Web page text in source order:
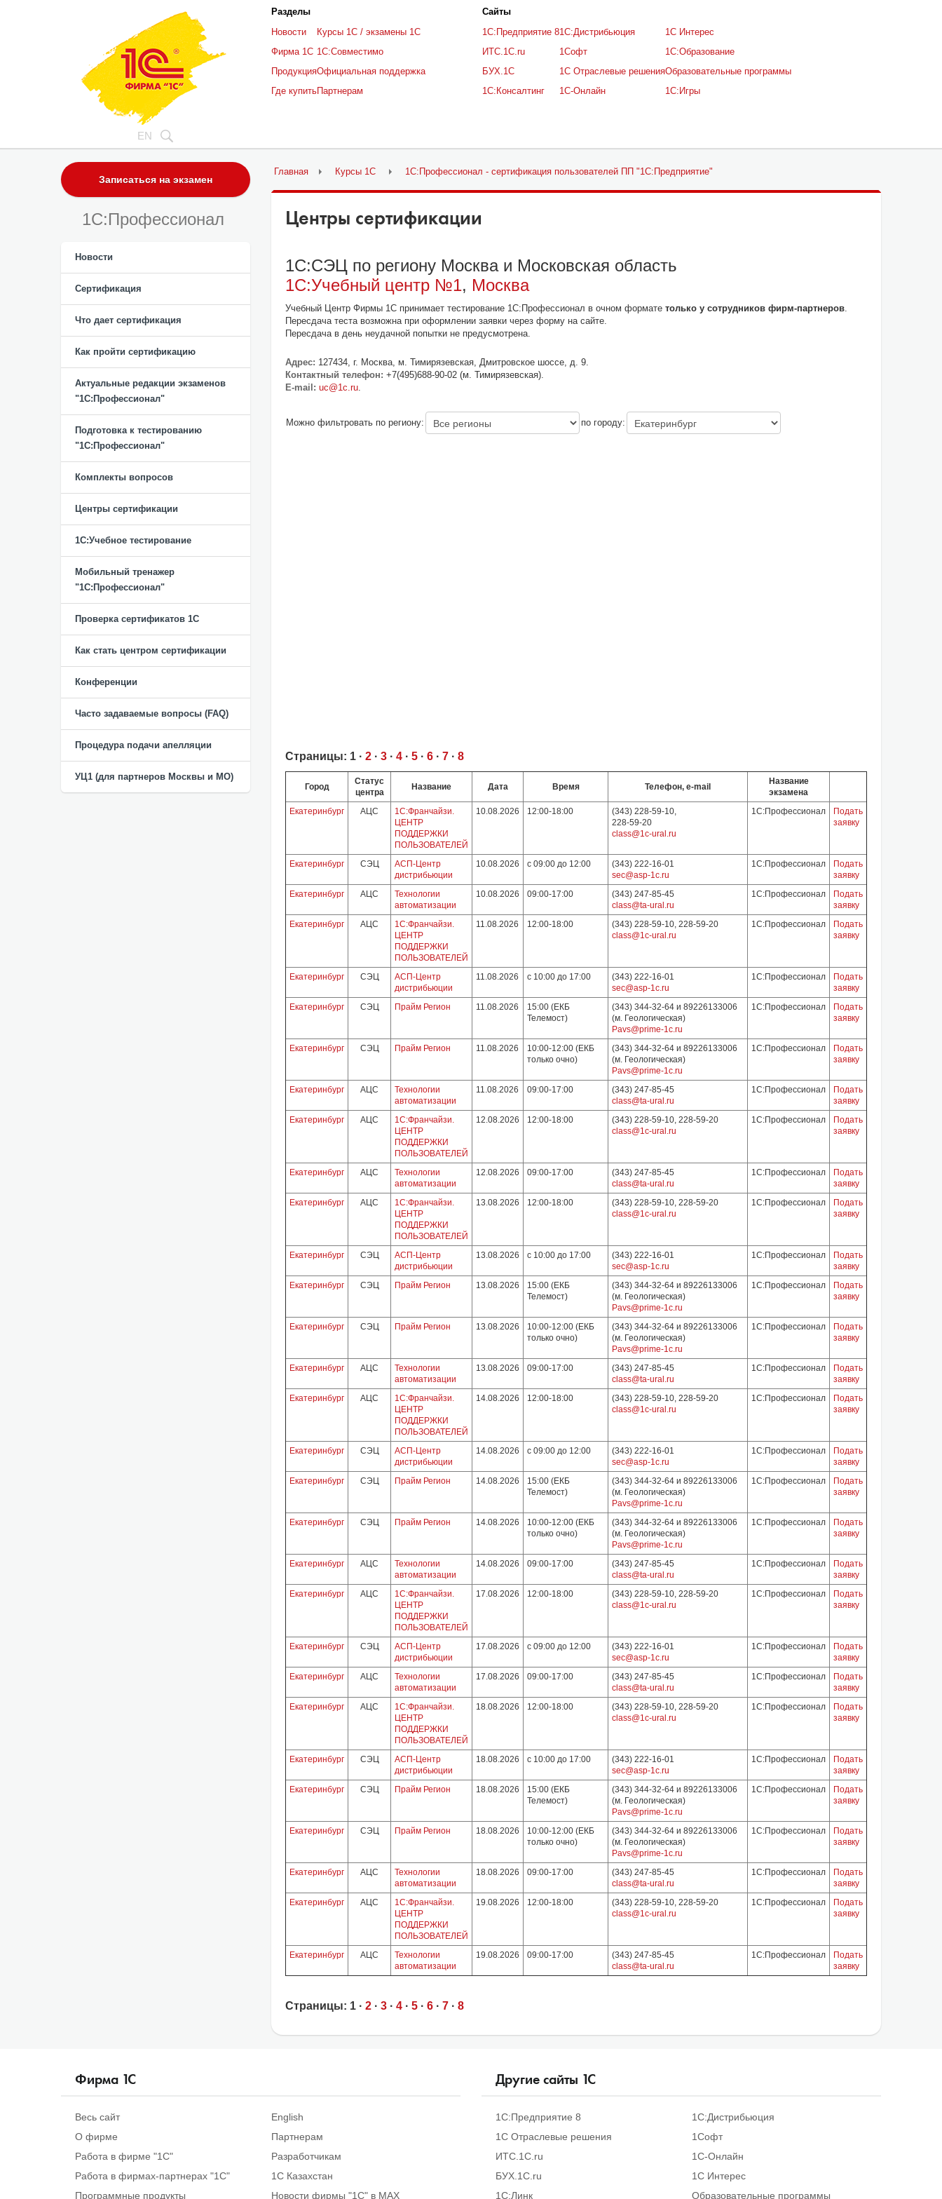
EN
Разделы
Новости
Фирма 1С
Продукция
Где купить
Курсы 1С / экзамены 1С
1С:Совместимо
Официальная поддержка
Партнерам
Cайты
1С:Предприятие 8
ИТС.1C.ru
БУХ.1С
1С:Консалтинг
1С:Дистрибьюция
1Софт
1С Отраслевые решения
1С-Онлайн
1С Интерес
1С:Образование
Образовательные программы
1С:Игры
Записаться на экзамен
1C:Профессионал
Новости
Сертификация
Что дает сертификация
Как пройти сертификацию
Актуальные редакции экзаменов
"1С:Профессионал"
Подготовка к тестированию
"1С:Профессионал"
Комплекты вопросов
Центры сертификации
1С:Учебное тестирование
Мобильный тренажер
"1С:Профессионал"
Проверка сертификатов 1С
Как стать центром сертификации
Конференции
Часто задаваемые вопросы (FAQ)
Процедура подачи апелляции
УЦ1 (для партнеров Москвы и МО)
Главная Курсы 1С 1С:Профессионал - сертификация пользователей ПП "1С:Предприятие"
Центры сертификации
1С:СЭЦ по региону Москва и Московская область
1С:Учебный центр №1, Москва
Учебный Центр Фирмы 1С принимает тестирование 1С:Профессионал в очном формате только у сотрудников фирм-партнеров.
Пересдача теста возможна при оформлении заявки через форму на сайте.
Пересдача в день неудачной попытки не предусмотрена.
Адрес: 127434, г. Москва, м. Тимирязевская, Дмитровское шоссе, д. 9.
Контактный телефон: +7(495)688-90-02 (м. Тимирязевская).
E-mail: uc@1c.ru.
Можно фильтровать по региону: по городу:
Страницы: 1 · 2 · 3 · 4 · 5 · 6 · 7 · 8
Город
Статус
центра
Название Дата Время Телефон, e-mail
Название
экзамена
Екатеринбург
АЦС
1С:Франчайзи.
ЦЕНТР
ПОДДЕРЖКИ
ПОЛЬЗОВАТЕЛЕЙ
10.08.2026 12:00-18:00
(343) 228-59-10,
228-59-20
class@1c-ural.ru
1С:Профессионал
Подать
заявку
Екатеринбург СЭЦ
АСП-Центр
дистрибьюции
10.08.2026 с 09:00 до 12:00
(343) 222-16-01
sec@asp-1c.ru
1С:Профессионал
Подать
заявку
Екатеринбург
АЦС
Технологии
автоматизации
10.08.2026 09:00-17:00
(343) 247-85-45
class@ta-ural.ru
1С:Профессионал
Подать
заявку
Екатеринбург
АЦС
1С:Франчайзи.
ЦЕНТР
ПОДДЕРЖКИ
ПОЛЬЗОВАТЕЛЕЙ
11.08.2026 12:00-18:00
(343) 228-59-10, 228-59-20
class@1c-ural.ru
1С:Профессионал
Подать
заявку
Екатеринбург СЭЦ
АСП-Центр
дистрибьюции
11.08.2026 с 10:00 до 17:00
(343) 222-16-01
sec@asp-1c.ru
1С:Профессионал
Подать
заявку
Екатеринбург
СЭЦ Прайм Регион 11.08.2026
15:00 (ЕКБ
Телемост)
(343) 344-32-64 и 89226133006
(м. Геологическая)
Pavs@prime-1c.ru
1С:Профессионал
Подать
заявку
Екатеринбург СЭЦ Прайм Регион 11.08.2026
10:00-12:00 (ЕКБ
только очно)
(343) 344-32-64 и 89226133006
(м. Геологическая)
Pavs@prime-1c.ru
1С:Профессионал
Подать
заявку
Екатеринбург АЦС
Технологии
автоматизации
11.08.2026 09:00-17:00
(343) 247-85-45
class@ta-ural.ru
1С:Профессионал
Подать
заявку
Екатеринбург
АЦС
1С:Франчайзи.
ЦЕНТР
ПОДДЕРЖКИ
ПОЛЬЗОВАТЕЛЕЙ
12.08.2026 12:00-18:00
(343) 228-59-10, 228-59-20
class@1c-ural.ru
1С:Профессионал
Подать
заявку
Екатеринбург АЦС
Технологии
автоматизации
12.08.2026 09:00-17:00
(343) 247-85-45
class@ta-ural.ru
1С:Профессионал
Подать
заявку
Екатеринбург
АЦС
1С:Франчайзи.
ЦЕНТР
ПОДДЕРЖКИ
ПОЛЬЗОВАТЕЛЕЙ
13.08.2026 12:00-18:00
(343) 228-59-10, 228-59-20
class@1c-ural.ru
1С:Профессионал
Подать
заявку
Екатеринбург СЭЦ
АСП-Центр
дистрибьюции
13.08.2026 с 10:00 до 17:00
(343) 222-16-01
sec@asp-1c.ru
1С:Профессионал
Подать
заявку
Екатеринбург
СЭЦ Прайм Регион 13.08.2026
15:00 (ЕКБ
Телемост)
(343) 344-32-64 и 89226133006
(м. Геологическая)
Pavs@prime-1c.ru
1С:Профессионал
Подать
заявку
Екатеринбург СЭЦ Прайм Регион 13.08.2026
10:00-12:00 (ЕКБ
только очно)
(343) 344-32-64 и 89226133006
(м. Геологическая)
Pavs@prime-1c.ru
1С:Профессионал
Подать
заявку
Екатеринбург АЦС
Технологии
автоматизации
13.08.2026 09:00-17:00
(343) 247-85-45
class@ta-ural.ru
1С:Профессионал
Подать
заявку
Екатеринбург
АЦС
1С:Франчайзи.
ЦЕНТР
ПОДДЕРЖКИ
ПОЛЬЗОВАТЕЛЕЙ
14.08.2026 12:00-18:00
(343) 228-59-10, 228-59-20
class@1c-ural.ru
1С:Профессионал
Подать
заявку
Екатеринбург СЭЦ
АСП-Центр
дистрибьюции
14.08.2026 с 09:00 до 12:00
(343) 222-16-01
sec@asp-1c.ru
1С:Профессионал
Подать
заявку
Екатеринбург
СЭЦ Прайм Регион 14.08.2026
15:00 (ЕКБ
Телемост)
(343) 344-32-64 и 89226133006
(м. Геологическая)
Pavs@prime-1c.ru
1С:Профессионал
Подать
заявку
Екатеринбург СЭЦ Прайм Регион 14.08.2026
10:00-12:00 (ЕКБ
только очно)
(343) 344-32-64 и 89226133006
(м. Геологическая)
Pavs@prime-1c.ru
1С:Профессионал
Подать
заявку
Екатеринбург АЦС
Технологии
автоматизации
14.08.2026 09:00-17:00
(343) 247-85-45
class@ta-ural.ru
1С:Профессионал
Подать
заявку
Екатеринбург
АЦС
1С:Франчайзи.
ЦЕНТР
ПОДДЕРЖКИ
ПОЛЬЗОВАТЕЛЕЙ
17.08.2026 12:00-18:00
(343) 228-59-10, 228-59-20
class@1c-ural.ru
1С:Профессионал
Подать
заявку
Екатеринбург СЭЦ
АСП-Центр
дистрибьюции
17.08.2026 с 09:00 до 12:00
(343) 222-16-01
sec@asp-1c.ru
1С:Профессионал
Подать
заявку
Екатеринбург
АЦС
Технологии
автоматизации
17.08.2026 09:00-17:00
(343) 247-85-45
class@ta-ural.ru
1С:Профессионал
Подать
заявку
Екатеринбург
АЦС
1С:Франчайзи.
ЦЕНТР
ПОДДЕРЖКИ
ПОЛЬЗОВАТЕЛЕЙ
18.08.2026 12:00-18:00
(343) 228-59-10, 228-59-20
class@1c-ural.ru
1С:Профессионал
Подать
заявку
Екатеринбург СЭЦ
АСП-Центр
дистрибьюции
18.08.2026 с 10:00 до 17:00
(343) 222-16-01
sec@asp-1c.ru
1С:Профессионал
Подать
заявку
Екатеринбург
СЭЦ Прайм Регион 18.08.2026
15:00 (ЕКБ
Телемост)
(343) 344-32-64 и 89226133006
(м. Геологическая)
Pavs@prime-1c.ru
1С:Профессионал
Подать
заявку
Екатеринбург СЭЦ Прайм Регион 18.08.2026
10:00-12:00 (ЕКБ
только очно)
(343) 344-32-64 и 89226133006
(м. Геологическая)
Pavs@prime-1c.ru
1С:Профессионал
Подать
заявку
Екатеринбург АЦС
Технологии
автоматизации
18.08.2026 09:00-17:00
(343) 247-85-45
class@ta-ural.ru
1С:Профессионал
Подать
заявку
Екатеринбург
АЦС
1С:Франчайзи.
ЦЕНТР
ПОДДЕРЖКИ
ПОЛЬЗОВАТЕЛЕЙ
19.08.2026 12:00-18:00
(343) 228-59-10, 228-59-20
class@1c-ural.ru
1С:Профессионал
Подать
заявку
Екатеринбург АЦС
Технологии
автоматизации
19.08.2026 09:00-17:00
(343) 247-85-45
class@ta-ural.ru
1С:Профессионал
Подать
заявку
Страницы: 1 · 2 · 3 · 4 · 5 · 6 · 7 · 8
Фирма 1С
Весь сайт
О фирме
Работа в фирме "1С"
Работа в фирмах-партнерах "1С"
Программные продукты
English
Партнерам
Разработчикам
1С Казахстан
Новости фирмы "1С" в MAX
Другие сайты 1С
1С:Предприятие 8
1С Отраслевые решения
ИТС.1C.ru
БУХ.1С.ru
1С:Линк
1С:Дистрибьюция
1Софт
1С-Онлайн
1С Интерес
Образовательные программы